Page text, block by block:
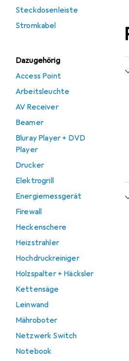
Steckdosenleiste
Stromkabel
Dazugehörig
Access Point
Arbeitsleuchte
AV Receiver
Beamer
Bluray Player + DVD
Player
Drucker
Elektrogrill
Energiemessgerät
Firewall
Heckenschere
Heizstrahler
Hochdruckreiniger
Holzspalter + Häcksler
Kettensäge
Leinwand
Mähroboter
Netzwerk Switch
Notebook